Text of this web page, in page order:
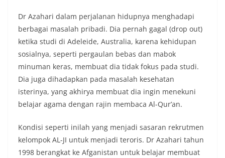
Dr Azahari dalam perjalanan hidupnya menghadapi
berbagai masalah pribadi. Dia pernah gagal (drop out)
ketika studi di Adeleide, Australia, karena kehidupan
sosialnya, seperti pergaulan bebas dan mabok
minuman keras, membuat dia tidak fokus pada studi.
Dia juga dihadapkan pada masalah kesehatan
isterinya, yang akhirya membuat dia ingin menekuni
belajar agama dengan rajin membaca Al-Qur’an.
Kondisi seperti inilah yang menjadi sasaran rekrutmen
kelompok AL-JI untuk menjadi teroris. Dr Azahari tahun
1998 berangkat ke Afganistan untuk belajar membuat